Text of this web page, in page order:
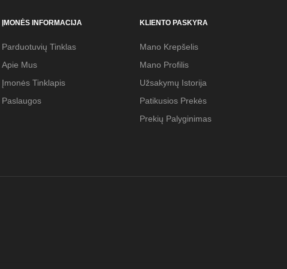
ĮMONĖS INFORMACIJA
Parduotuvių Tinklas
Apie Mus
Įmonės Tinklapis
Paslaugos
KLIENTO PASKYRA
Mano Krepšelis
Mano Profilis
Užsakymų Istorija
Patikusios Prekės
Prekių Palyginimas